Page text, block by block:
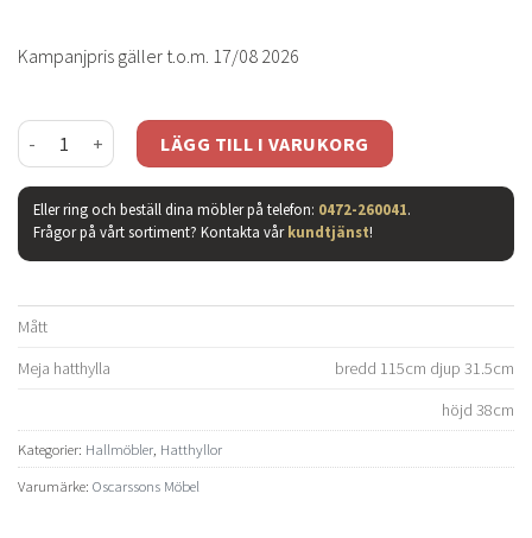
Kampanjpris gäller t.o.m. 17/08 2026
Meja hatthylla svartbets 115cm 2 plan mängd
LÄGG TILL I VARUKORG
Eller ring och beställ dina möbler på telefon: 0472-260041.
Frågor på vårt sortiment? Kontakta vårkundtjänst!
Mått
Meja hatthylla
bredd 115cm djup 31.5cm
höjd 38cm
Kategorier: Hallmöbler Hatthyllor
Varumärke: Oscarssons Möbel